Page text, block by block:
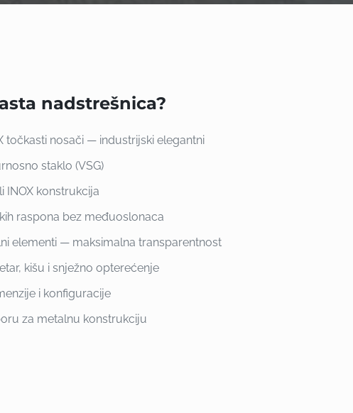
nadstrešnica?
točkasti nosači — industrijski elegantni
staklo (VSG)
INOX konstrukcija
raspona bez međuoslonaca
elementi — maksimalna transparentnost
kišu i snježno opterećenje
i konfiguracije
za metalnu konstrukciju